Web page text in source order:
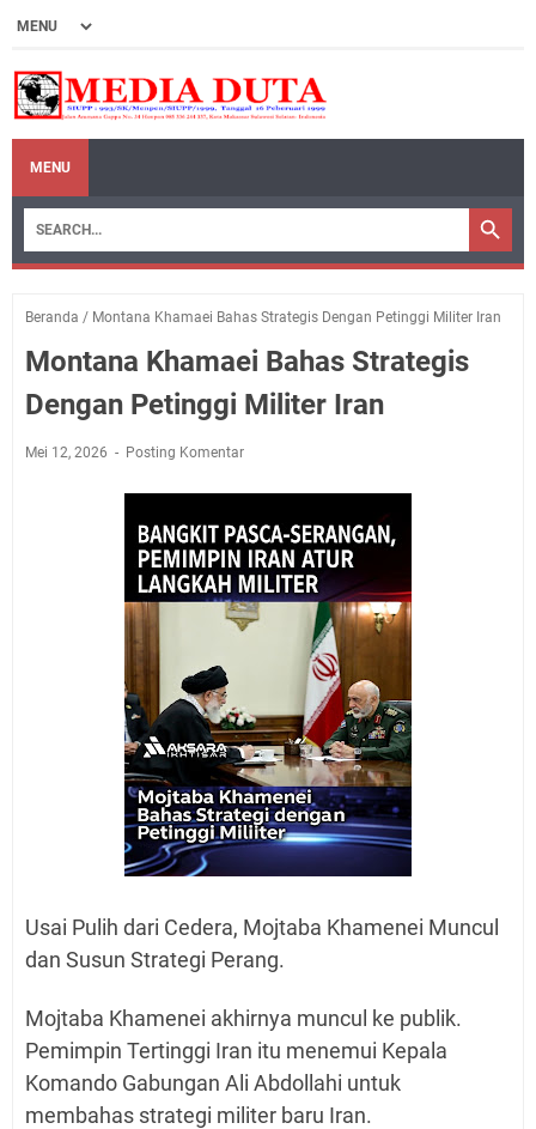
MENU
Beranda / Montana Khamaei Bahas Strategis Dengan Petinggi Militer Iran
Montana Khamaei Bahas Strategis
Dengan Petinggi Militer Iran
Mei 12, 2026 Posting Komentar
Usai Pulih dari Cedera, Mojtaba Khamenei Muncul
dan Susun Strategi Perang.
Mojtaba Khamenei akhirnya muncul ke publik.
Pemimpin Tertinggi Iran itu menemui Kepala
Komando Gabungan Ali Abdollahi untuk
membahas strategi militer baru Iran.